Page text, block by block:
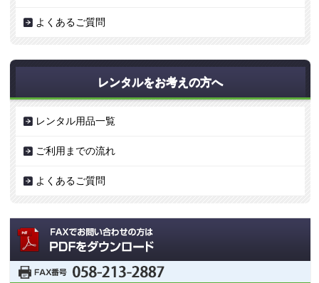
よくあるご質問
レンタルをお考えの方へ
レンタル用品一覧
ご利用までの流れ
よくあるご質問